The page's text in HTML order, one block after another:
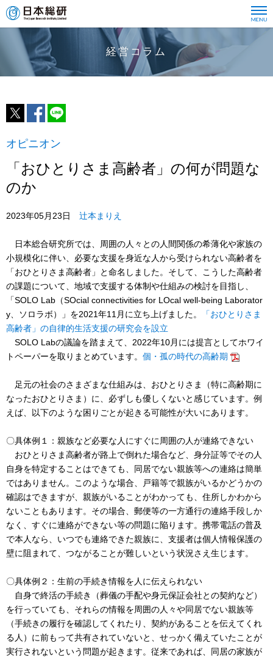
経営コラム
オピニオン
「おひとりさま高齢者」の何が問題な
のか
2023年05月23日 辻本まりえ
日本総合研究所では、周囲の人々との人間関係の希薄化や家族の
小規模化に伴い、必要な支援を身近な人から受けられない高齢者を
「おひとりさま高齢者」と命名しました。そして、こうした高齢者
の課題について、地域で支援する体制や仕組みの検討を目指し、
「SOLO Lab（SOcial connectivities for LOcal well-being Laborator
y、ソロラボ）」を2021年11月に立ち上げました。
「おひとりさま
高齢者」の自律的生活支援の研究会を設立
SOLO Labの議論を踏まえて、2022年10月には提言としてホワイ
トペーパーを取りまとめています。 個・孤の時代の高齢期
足元の社会のさまざまな仕組みは、おひとりさま（特に高齢期に
なったおひとりさま）に、必ずしも優しくないと感じています。例
えば、以下のような困りごとが起きる可能性が大いにあります。
〇具体例１：親族など必要な人にすぐに周囲の人が連絡できない
おひとりさま高齢者が路上で倒れた場合など、身分証等でその人
自身を特定することはできても、同居でない親族等への連絡は簡単
ではありません。このような場合、戸籍等で親族がいるかどうかの
確認はできますが、親族がいることがわかっても、住所しかわから
ないこともあります。その場合、郵便等の一方通行の連絡手段しか
なく、すぐに連絡ができない等の問題に陥ります。携帯電話の普及
で本人なら、いつでも連絡できた親族に、支援者は個人情報保護の
壁に阻まれて、つながることが難しいという状況さえ生じます。
〇具体例２：生前の手続き情報を人に伝えられない
自身で終活の手続き（葬儀の手配や身元保証会社との契約など）
を行っていても、それらの情報を周囲の人々や同居でない親族等
（手続きの履行を確認してくれたり、契約があることを伝えてくれ
る人）に前もって共有されていないと、せっかく備えていたことが
実行されないという問題が起きます。従来であれば、同居の家族が